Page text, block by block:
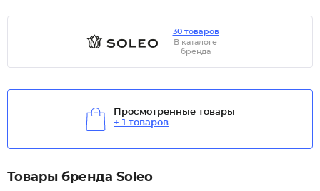
30 товаров
В каталоге
бренда
Просмотренные товары
+ 1 товаров
Товары бренда Soleo